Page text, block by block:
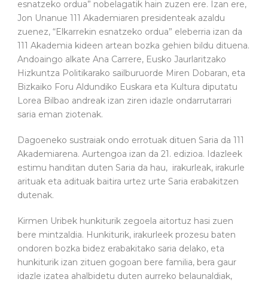
esnatzeko ordua” nobelagatik hain zuzen ere. Izan ere,
Jon Unanue 111 Akademiaren presidenteak azaldu
zuenez, “Elkarrekin esnatzeko ordua” eleberria izan da
111 Akademia kideen artean bozka gehien bildu dituena.
Andoaingo alkate Ana Carrere, Eusko Jaurlaritzako
Hizkuntza Politikarako sailburuorde Miren Dobaran, eta
Bizkaiko Foru Aldundiko Euskara eta Kultura diputatu
Lorea Bilbao andreak izan ziren idazle ondarrutarrari
saria eman ziotenak.
Dagoeneko sustraiak ondo errotuak dituen Saria da 111
Akademiarena. Aurtengoa izan da 21. edizioa. Idazleek
estimu handitan duten Saria da hau, irakurleak, irakurle
arituak eta adituak baitira urtez urte Saria erabakitzen
dutenak.
Kirmen Uribek hunkiturik zegoela aitortuz hasi zuen
bere mintzaldia. Hunkiturik, irakurleek prozesu baten
ondoren bozka bidez erabakitako saria delako, eta
hunkiturik izan zituen gogoan bere familia, bera gaur
idazle izatea ahalbidetu duten aurreko belaunaldiak,